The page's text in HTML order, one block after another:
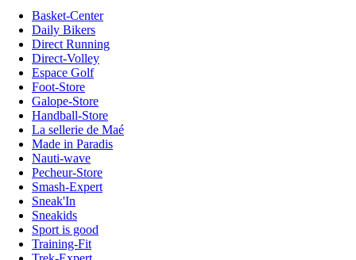
Basket-Center
Daily Bikers
Direct Running
Direct-Volley
Espace Golf
Foot-Store
Galope-Store
Handball-Store
La sellerie de Maé
Made in Paradis
Nauti-wave
Pecheur-Store
Smash-Expert
Sneak'In
Sneakids
Sport is good
Training-Fit